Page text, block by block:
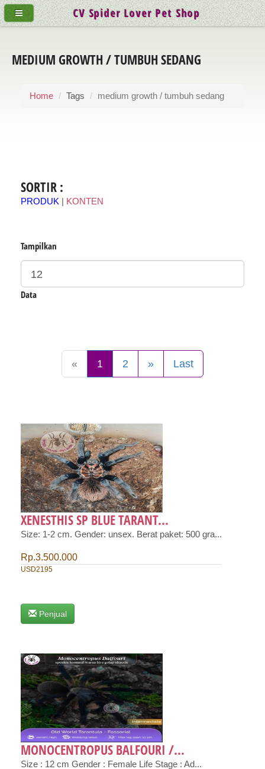
MEDIUM GROWTH / TUMBUH SEDANG
Home Tags medium growth / tumbuh sedang
SORTIR :
PRODUK KONTEN
Tampilkan
Data
« 1 2 » Last
XENESTHIS SP BLUE TARANT...
Size: 1-2 cm. Gender: unsex. Berat paket: 500 gra...
Rp.3.500.000
USD2195
Penjual
MONOCENTROPUS BALFOURI /...
Size : 12 cm Gender : Female Life Stage : Ad...
CV Spider Lover Pet Shop